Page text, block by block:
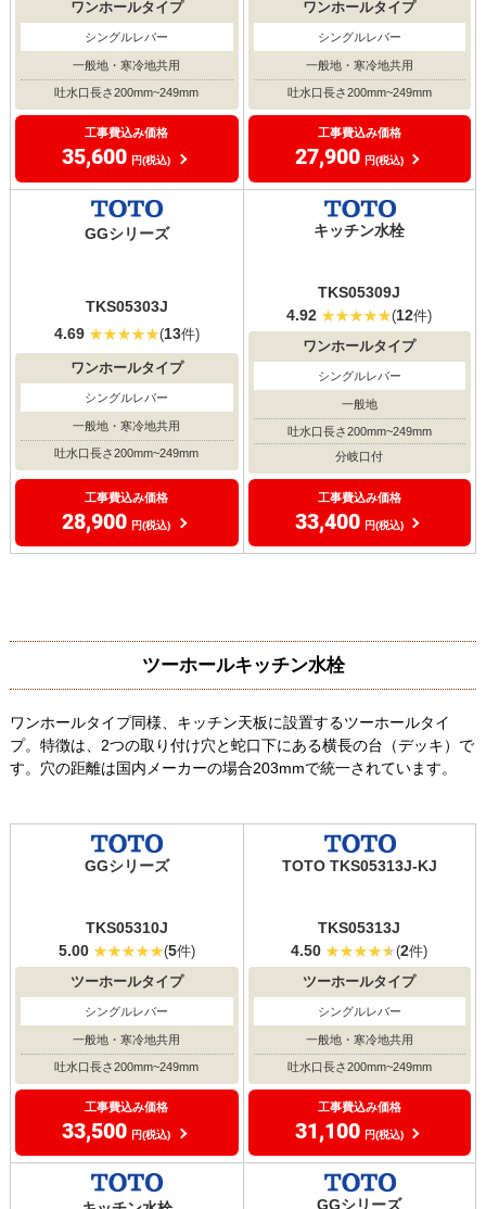
ワンホールタイプ
シングルレバー
一般地・寒冷地共用
吐水口長さ200mm~249mm
工事費込み価格
35,600 円(税込)
ワンホールタイプ
シングルレバー
一般地・寒冷地共用
吐水口長さ200mm~249mm
工事費込み価格
27,900 円(税込)
GGシリーズ
TKS05303J
4.69
(13件)
ワンホールタイプ
シングルレバー
一般地・寒冷地共用
吐水口長さ200mm~249mm
工事費込み価格
28,900 円(税込)
キッチン水栓
TKS05309J
4.92
(12件)
ワンホールタイプ
シングルレバー
一般地
吐水口長さ200mm~249mm
分岐口付
工事費込み価格
33,400 円(税込)
ツーホールキッチン水栓
ワンホールタイプ同様、キッチン天板に設置するツーホールタイ
プ。特徴は、2つの取り付け穴と蛇口下にある横長の台（デッキ）で
す。穴の距離は国内メーカーの場合203mmで統一されています。
GGシリーズ
TKS05310J
5.00
(5件)
ツーホールタイプ
シングルレバー
一般地・寒冷地共用
吐水口長さ200mm~249mm
工事費込み価格
33,500 円(税込)
TOTO TKS05313J-KJ
TKS05313J
4.50
(2件)
ツーホールタイプ
シングルレバー
一般地・寒冷地共用
吐水口長さ200mm~249mm
工事費込み価格
31,100 円(税込)
GGシリーズ